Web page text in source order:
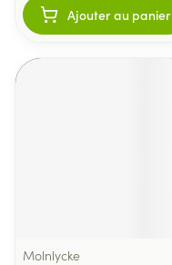
Ajouter au panier
Molnlycke